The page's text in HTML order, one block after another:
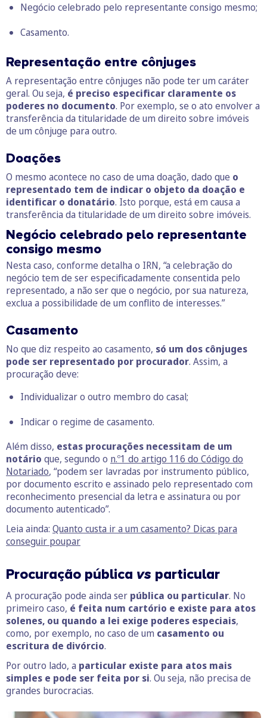
Negócio celebrado pelo representante consigo mesmo;
Casamento.
Representação entre cônjuges
A representação entre cônjuges não pode ter um caráter
geral. Ou seja, é preciso especificar claramente os
poderes no documento. Por exemplo, se o ato envolver a
transferência da titularidade de um direito sobre imóveis
de um cônjuge para outro.
Doações
O mesmo acontece no caso de uma doação, dado que o
representado tem de indicar o objeto da doação e
identificar o donatário. Isto porque, está em causa a
transferência da titularidade de um direito sobre imóveis.
Negócio celebrado pelo representante
consigo mesmo
Nesta caso, conforme detalha o IRN, “a celebração do
negócio tem de ser especificadamente consentida pelo
representado, a não ser que o negócio, por sua natureza,
exclua a possibilidade de um conflito de interesses.”
Casamento
No que diz respeito ao casamento, só um dos cônjuges
pode ser representado por procurador. Assim, a
procuração deve:
Individualizar o outro membro do casal;
Indicar o regime de casamento.
Além disso, estas procurações necessitam de um
notário que, segundo o n.º1 do artigo 116 do Código do
Notariado, “podem ser lavradas por instrumento público,
por documento escrito e assinado pelo representado com
reconhecimento presencial da letra e assinatura ou por
documento autenticado”.
Leia ainda: Quanto custa ir a um casamento? Dicas para
conseguir poupar
Procuração pública vs particular
A procuração pode ainda ser pública ou particular. No
primeiro caso, é feita num cartório e existe para atos
solenes, ou quando a lei exige poderes especiais,
como, por exemplo, no caso de um casamento ou
escritura de divórcio.
Por outro lado, a particular existe para atos mais
simples e pode ser feita por si. Ou seja, não precisa de
grandes burocracias.